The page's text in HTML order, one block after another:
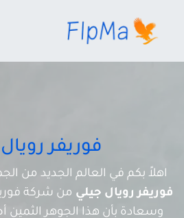
فوريفر
اهلاً بكم في العالم الجديد من
فوريفر رويال جيلي من شركة
وسعادة بأن هذا الجوهر الثمين